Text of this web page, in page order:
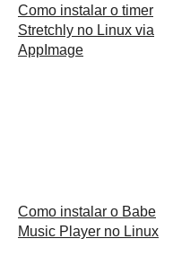
Como instalar o timer
Stretchly no Linux via
AppImage
Como instalar o Babe
Music Player no Linux